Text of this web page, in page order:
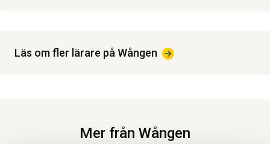
Läs om fler lärare på Wången
Mer från Wången